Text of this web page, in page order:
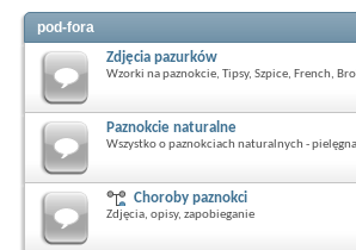
pod-fora
Zdjęcia pazurków
Wzorki na paznokcie, Tipsy, Szpice, French,
Paznokcie naturalne
Wszystko o paznokciach naturalnych -
Choroby paznokci
Zdjęcia, opisy, zapobieganie